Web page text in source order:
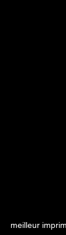
meilleur